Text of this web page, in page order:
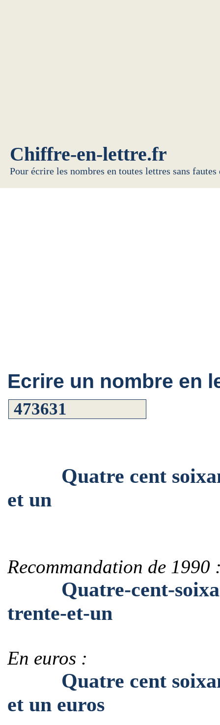
Chiffre-en-lettre.fr
Pour écrire les nombres en toutes lettres sans
Ecrire un nombre en
Quatre cent
et un
Recommandation de 1990
Quatre-cent-
trente-et-un
En euros :
Quatre cent
et un euros